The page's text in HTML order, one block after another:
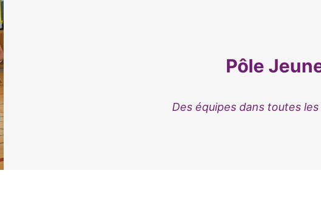
Pôle
Des équipes dans toutes